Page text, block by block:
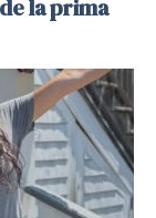
la prima